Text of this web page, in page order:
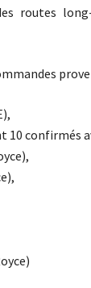
routes
10 confirmés